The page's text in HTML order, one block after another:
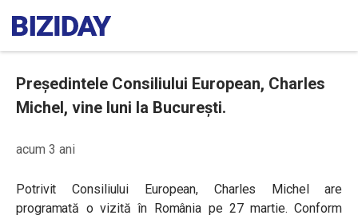
Președintele Consiliului European, Charles
Michel, vine luni la București.
acum 3 ani
Potrivit Consiliului European, Charles Michel are
programată o vizită în România pe 27 martie. Conform